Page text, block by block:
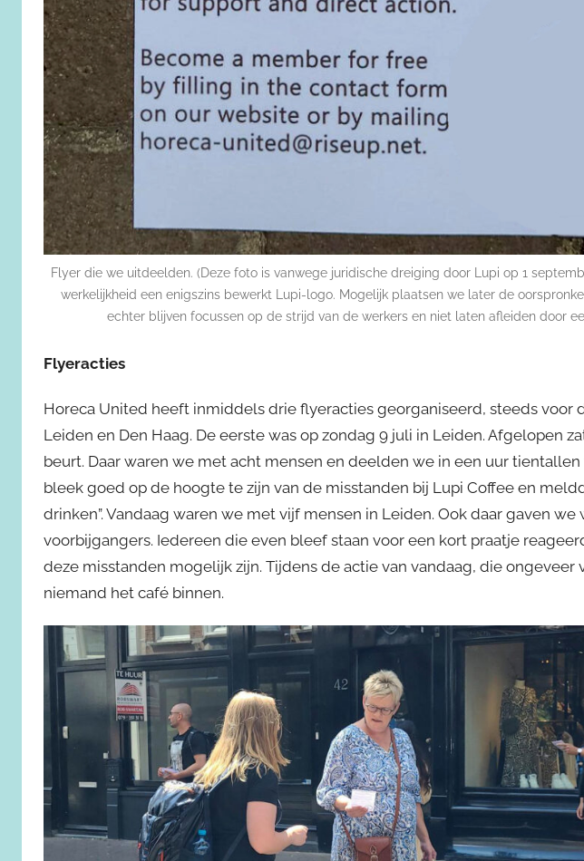
Flyer die we uitdeelden. (Deze foto is vanwege juridische dreiging door Lupi op 1
werkelijkheid een enigszins bewerkt Lupi-logo. Mogelijk plaatsen we later de
echter blijven focussen op de strijd van de werkers en niet laten afleiden door
Flyeracties
Horeca United heeft inmiddels drie flyeracties georganiseerd, steeds voor
Leiden en Den Haag. De eerste was op zondag 9 juli in Leiden. Afgelopen
beurt. Daar waren we met acht mensen en deelden we in een uur
bleek goed op de hoogte te zijn van de misstanden bij Lupi Coffee en
drinken”. Vandaag waren we met vijf mensen in Leiden. Ook daar gaven we
voorbijgangers. Iedereen die even bleef staan voor een kort praatje
deze misstanden mogelijk zijn. Tijdens de actie van vandaag, die
niemand het café binnen.